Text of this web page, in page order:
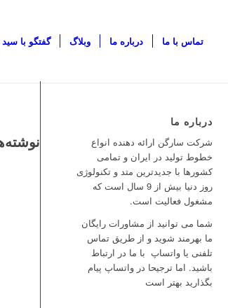
گفتگو با وبلاگ درباره ما تماس با ما
درباره ما
شرکت سارگن ارائه دهنده انواع
خطوط تولید در ایران و تمامی
کشورها با جدیدترین متد و تکنولوژی
روز دنیا بیش از 9 سال است که
مشغول فعالیت است.
شما می توانید از مشاورات رایگان
ما بهرمند شوید و از طریق تماس
تلفنی یا واتساپ با ما در ارتباط
باشید. اما ترجیحا در واتساپ پیام
بگذارید بهتر است